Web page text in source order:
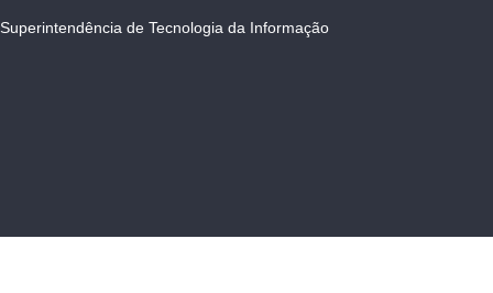
Superintendência de Tecnologia da Informação